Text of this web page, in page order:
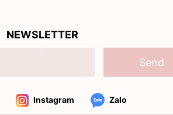
NEWSLETTER
Send
Instagram Zalo